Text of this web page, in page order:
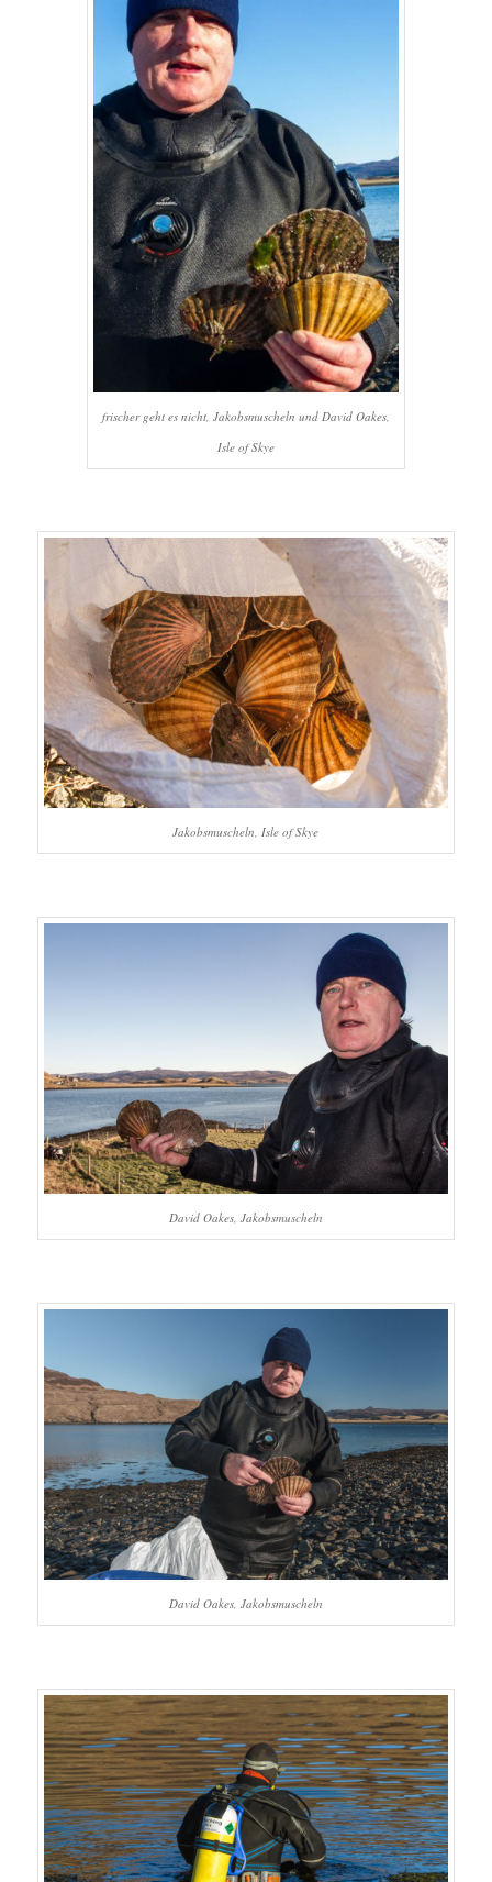
frischer geht es nicht, Jakobsmuscheln und David Oakes,
Isle of Skye
Jakobsmuscheln, Isle of Skye
David Oakes, Jakobsmuscheln
David Oakes, Jakobsmuscheln